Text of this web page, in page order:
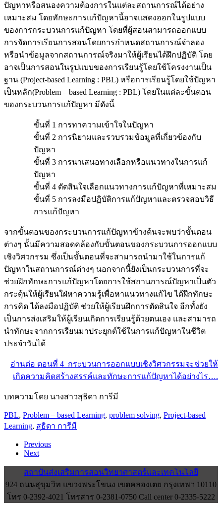
ปัญหาหรือสนองความต้องการในแต่ละสถานการณ์ได้อย่าง
เหมาะสม โดยทักษะการแก้ปัญหานี้อาจแสดงออกในรูปแบบ
ของการกระบวนการแก้ปัญหา โดยที่ผู้สอนสามารถออกแบบ
การจัดการเรียนการสอนโดยการกำหนดสถานการณ์จำลอง
หรือนำข้อมูลจากสถานการณ์จริงมาให้ผู้เรียนได้ฝึกปฏิบัติ โดย
อาจเป็นการสอนในรูปแบบของการเรียนรู้โดยใช้โครงงานเป็น
ฐาน (Project-based Learning : PBL) หรือการเรียนรู้โดยใช้ปัญหา
เป็นหลัก(Problem – based Learning : PBL) โดยในแต่ละขั้นตอน
ของกระบวนการแก้ปัญหา มีดังนี้
ขั้นที่ 1 การทาความเข้าใจในปัญหา
ขั้นที่ 2 การนิยามและรวบรวมข้อมูลที่เกี่ยวข้องกับ
ปัญหา
ขั้นที่ 3 การนาเสนอทางเลือกหรือแนวทางในการแก้
ปัญหา
ขั้นที่ 4 ตัดสินใจเลือกแนวทางการแก้ปัญหาที่เหมาะสม
ขั้นที่ 5 การลงมือปฏิบัติการแก้ปัญหาและตรวจสอบวิธี
การแก้ปัญหา
จากขั้นตอนของกระบวนการแก้ปัญหาข้างต้นจะพบว่าขั้นตอน
ต่างๆ นั้นมีความสอดคล้องกับขั้นตอนของกระบวนการออกแบบ
เชิงวิศวกรรม ซึ่งเป็นขั้นตอนที่จะสามารถนำมาใช้ในการแก้
ปัญหาในสถานการณ์ต่างๆ นอกจากนี้ยังเป็นกระบวนการที่จะ
ช่วยฝึกทักษะการแก้ปัญหาโดยการใช้สถานการณ์ปัญหาเป็นตัว
กระตุ้นให้ผู้เรียนใฝ่หาความรู้เพื่อหาแนวทางแก้ไข ได้ฝึกทักษะ
การคิด ได้ลงมือปฏิบัติ ช่วยให้ผู้เรียนฝึกการตัดสินใจ อีกทั้งยัง
เป็นการส่งเสริมให้ผู้เรียนเกิดการเรียนรู้ด้วยตนเอง และสามารถ
นำทักษะจากการเรียนมาประยุกต์ใช้ในการแก้ปัญหาในชีวิต
ประจำวันได้
อ่านต่อ ตอนที่ 4 กระบวนการออกแบบเชิงวิศวกรรมจะช่วยให้
เกิดความคิดสร้างสรรค์และทักษะการแก้ปัญหาได้อย่างไร….
บทความโดย นางสาวสุธิดา การีมี
PBL, Problem – based Learning, problem solving, Project-based
Learning, สุธิดา การีมี
Previous
Next
สถาบันส่งเสริมการสอนวิทยาศาสตร์และเทคโนโลยี
924 ถนนสุขุมวิท แขวงพระโขนง เขตคลองเตย กรุงเทพฯ 10110
โทร 0-2392-4021 โทรสาร 0-2381-0750 Call center 0-2335-5222